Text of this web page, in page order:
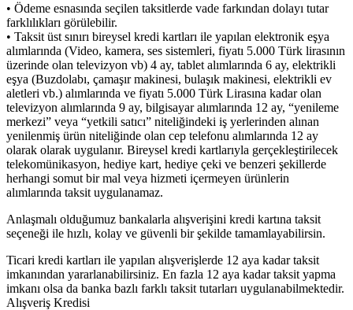
• Ödeme esnasında seçilen taksitlerde vade farkından dolayı tutar
farklılıkları görülebilir.
• Taksit üst sınırı bireysel kredi kartları ile yapılan elektronik eşya
alımlarında (Video, kamera, ses sistemleri, fiyatı 5.000 Türk lirasının
üzerinde olan televizyon vb) 4 ay, tablet alımlarında 6 ay, elektrikli
eşya (Buzdolabı, çamaşır makinesi, bulaşık makinesi, elektrikli ev
aletleri vb.) alımlarında ve fiyatı 5.000 Türk Lirasına kadar olan
televizyon alımlarında 9 ay, bilgisayar alımlarında 12 ay, “yenileme
merkezi” veya “yetkili satıcı” niteliğindeki iş yerlerinden alınan
yenilenmiş ürün niteliğinde olan cep telefonu alımlarında 12 ay
olarak olarak uygulanır. Bireysel kredi kartlarıyla gerçekleştirilecek
telekomünikasyon, hediye kart, hediye çeki ve benzeri şekillerde
herhangi somut bir mal veya hizmeti içermeyen ürünlerin
alımlarında taksit uygulanamaz.
Anlaşmalı olduğumuz bankalarla alışverişini kredi kartına taksit
seçeneği ile hızlı, kolay ve güvenli bir şekilde tamamlayabilirsin.
Ticari kredi kartları ile yapılan alışverişlerde 12 aya kadar taksit
imkanından yararlanabilirsiniz. En fazla 12 aya kadar taksit yapma
imkanı olsa da banka bazlı farklı taksit tutarları uygulanabilmektedir.
Alışveriş Kredisi